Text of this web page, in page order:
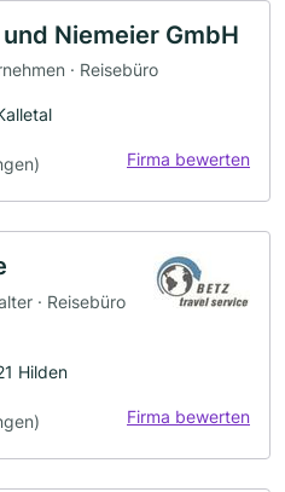
Niemeier GmbH
· Reisebüro
Firma bewerten
· Reisebüro
Hilden
Firma bewerten